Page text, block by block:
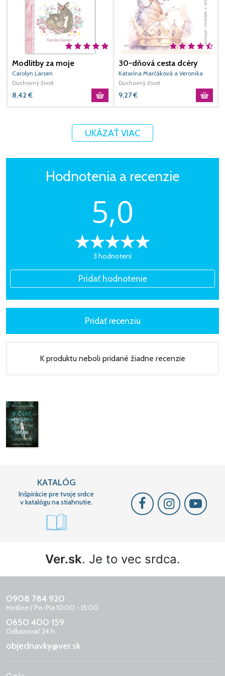
Modlitby za moje
dievčatko
Carolyn Larsen
Duchovný život
8,42 €
30-dňová cesta dcéry
Kráľa
Katarína Marčáková a Veronika
Liptáková
Duchovný život
9,27€
UKÁZAŤ VIAC
Hodnotenia a recenzie
5,0
3 hodnotení
K produktu neboli pridané žiadne recenzie
KATALÓG
Inšpirácie pre tvoje srdce
v katalógu na stiahnutie.
Ver.sk. Je to vec srdca.
0908 784 920
Hotline / Po-Pia 10:00 - 15:00
0650 400 159
Odkazovač 24 h
objednavky@ver.sk